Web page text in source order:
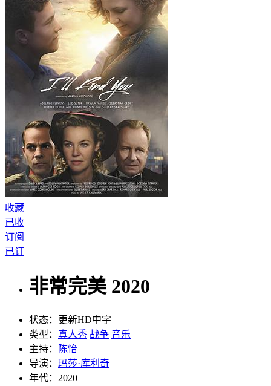
收藏
已收
订阅
已订
非常完美 2020
状态：
更新HD中字
类型： 真人秀 战争 音乐
主持：
陈怡
导演： 玛莎·库利奇
年代： 2020